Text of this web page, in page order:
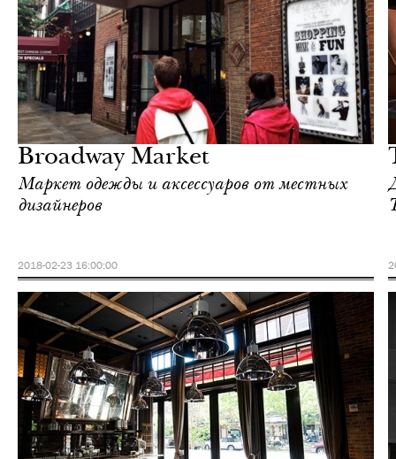
Broadway Market
Маркет одежды и аксессуаров от местных
дизайнеров
2018-02-23 16:00:00
Йорк